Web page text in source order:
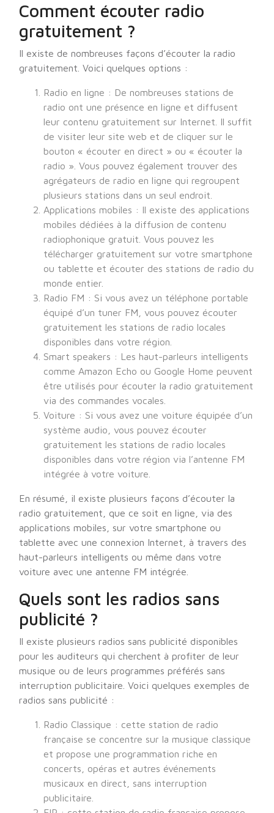
Comment écouter radio
gratuitement ?
Il existe de nombreuses façons d’écouter la radio
gratuitement. Voici quelques options :
Radio en ligne : De nombreuses stations de
radio ont une présence en ligne et diffusent
leur contenu gratuitement sur Internet. Il suffit
de visiter leur site web et de cliquer sur le
bouton « écouter en direct » ou « écouter la
radio ». Vous pouvez également trouver des
agrégateurs de radio en ligne qui regroupent
plusieurs stations dans un seul endroit.
Applications mobiles : Il existe des applications
mobiles dédiées à la diffusion de contenu
radiophonique gratuit. Vous pouvez les
télécharger gratuitement sur votre smartphone
ou tablette et écouter des stations de radio du
monde entier.
Radio FM : Si vous avez un téléphone portable
équipé d’un tuner FM, vous pouvez écouter
gratuitement les stations de radio locales
disponibles dans votre région.
Smart speakers : Les haut-parleurs intelligents
comme Amazon Echo ou Google Home peuvent
être utilisés pour écouter la radio gratuitement
via des commandes vocales.
Voiture : Si vous avez une voiture équipée d’un
système audio, vous pouvez écouter
gratuitement les stations de radio locales
disponibles dans votre région via l’antenne FM
intégrée à votre voiture.
En résumé, il existe plusieurs façons d’écouter la
radio gratuitement, que ce soit en ligne, via des
applications mobiles, sur votre smartphone ou
tablette avec une connexion Internet, à travers des
haut-parleurs intelligents ou même dans votre
voiture avec une antenne FM intégrée.
Quels sont les radios sans
publicité ?
Il existe plusieurs radios sans publicité disponibles
pour les auditeurs qui cherchent à profiter de leur
musique ou de leurs programmes préférés sans
interruption publicitaire. Voici quelques exemples de
radios sans publicité :
Radio Classique : cette station de radio
française se concentre sur la musique classique
et propose une programmation riche en
concerts, opéras et autres événements
musicaux en direct, sans interruption
publicitaire.